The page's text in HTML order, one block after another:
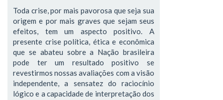
Toda crise, por mais pavorosa que seja sua
origem e por mais graves que sejam seus
efeitos, tem um aspecto positivo. A
presente crise política, ética e econômica
que se abateu sobre a Nação brasileira
pode ter um resultado positivo se
revestirmos nossas avaliações com a visão
independente, a sensatez do raciocínio
lógico e a capacidade de interpretação dos